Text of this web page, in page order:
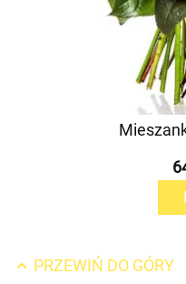
PRZEWIŃ DO GÓRY